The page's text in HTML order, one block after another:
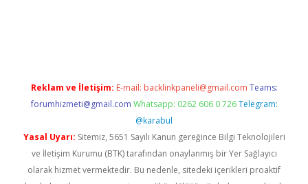
Reklam ve İletişim: E-mail: backlinkpaneli@gmail.com Teams:
forumhizmeti@gmail.com Whatsapp: 0262 606 0 726 Telegram:
@karabul
Yasal Uyarı: Sitemiz, 5651 Sayılı Kanun gereğince Bilgi Teknolojileri
ve İletişim Kurumu (BTK) tarafından onaylanmış bir Yer Sağlayıcı
olarak hizmet vermektedir. Bu nedenle, sitedeki içerikleri proaktif